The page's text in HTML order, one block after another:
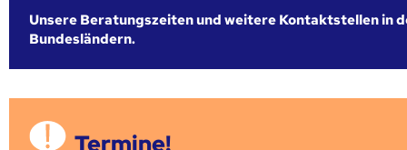
Unsere Beratungszeiten und weitere Kontaktstellen in
Bundesländern.
Termine!